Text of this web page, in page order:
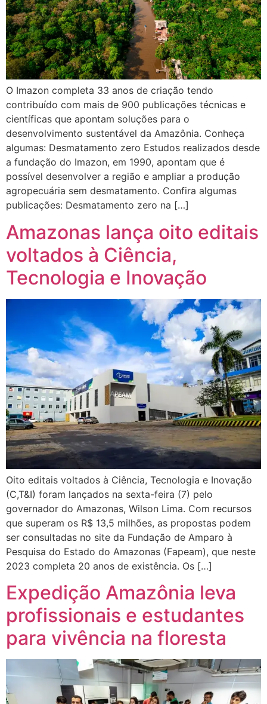
O Imazon completa 33 anos de criação tendo
contribuído com mais de 900 publicações técnicas e
científicas que apontam soluções para o
desenvolvimento sustentável da Amazônia. Conheça
algumas: Desmatamento zero Estudos realizados desde
a fundação do Imazon, em 1990, apontam que é
possível desenvolver a região e ampliar a produção
agropecuária sem desmatamento. Confira algumas
publicações: Desmatamento zero na […]
Amazonas lança oito editais
voltados à Ciência,
Tecnologia e Inovação
Oito editais voltados à Ciência, Tecnologia e Inovação
(C,T&I) foram lançados na sexta-feira (7) pelo
governador do Amazonas, Wilson Lima. Com recursos
que superam os R$ 13,5 milhões, as propostas podem
ser consultadas no site da Fundação de Amparo à
Pesquisa do Estado do Amazonas (Fapeam), que neste
2023 completa 20 anos de existência. Os […]
Expedição Amazônia leva
profissionais e estudantes
para vivência na floresta